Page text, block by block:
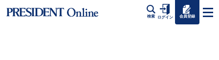
検索 ログイン 会員登録